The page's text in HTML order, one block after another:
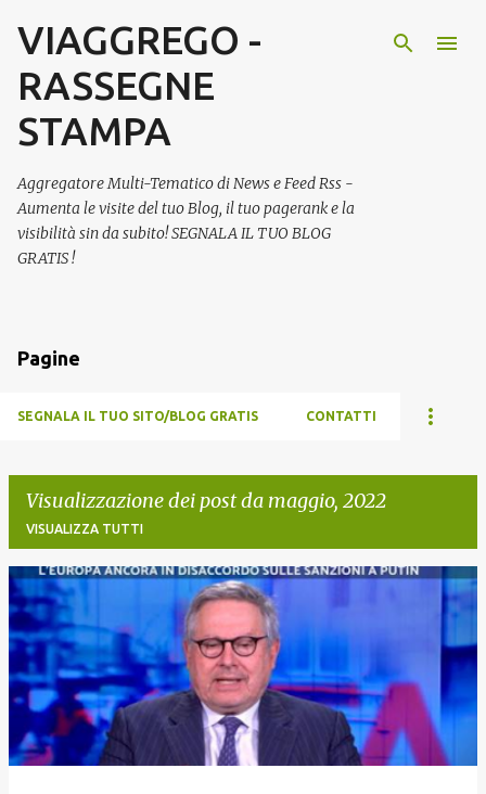
Passa ai contenuti principali
VIAGGREGO -
RASSEGNE
STAMPA
Aggregatore Multi-Tematico di News e Feed Rss -
Aumenta le visite del tuo Blog, il tuo pagerank e la
visibilità sin da subito! SEGNALA IL TUO BLOG
GRATIS !
Pagine
SEGNALA IL TUO SITO/BLOG GRATIS CONTATTI
Visualizzazione dei post da maggio, 2022
VISUALIZZA TUTTI
P
o
s
t